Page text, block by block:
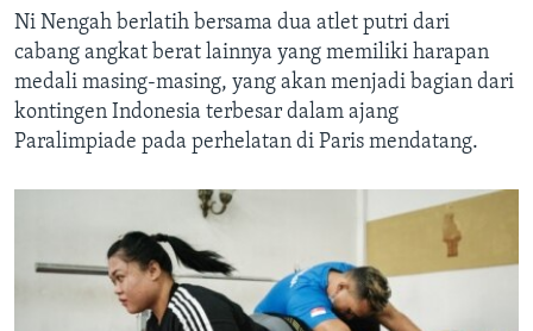
Ni Nengah berlatih bersama dua atlet putri dari
cabang angkat berat lainnya yang memiliki harapan
medali masing-masing, yang akan menjadi bagian dari
kontingen Indonesia terbesar dalam ajang
Paralimpiade pada perhelatan di Paris mendatang.